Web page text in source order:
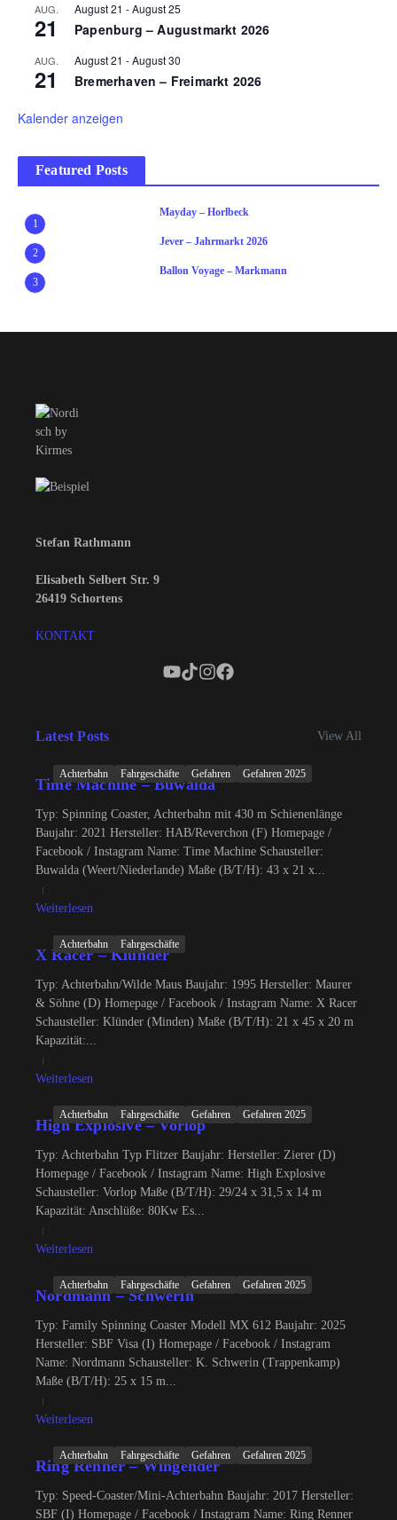
AUG.
21
August 21 -August 25
Papenburg – Augustmarkt 2026
AUG.
21
August 21 -August 30
Bremerhaven – Freimarkt 2026
Kalender anzeigen
Featured Posts
1
Mayday – Horlbeck
2
Jever – Jahrmarkt 2026
3
Ballon Voyage – Markmann
Stefan Rathmann
Elisabeth Selbert Str. 9
26419 Schortens
KONTAKT
Latest Posts View All
Achterbahn Fahrgeschäfte Gefahren Gefahren 2025
Time Machine – Buwalda
Typ: Spinning Coaster, Achterbahn mit 430 m Schienenlänge
Baujahr: 2021 Hersteller: HAB/Reverchon (F) Homepage /
Facebook / Instagram Name: Time Machine Schausteller:
Buwalda (Weert/Niederlande) Maße (B/T/H): 43 x 21 x...
Weiterlesen
Achterbahn Fahrgeschäfte
X Racer – Klünder
Typ: Achterbahn/Wilde Maus Baujahr: 1995 Hersteller: Maurer
& Söhne (D) Homepage / Facebook / Instagram Name: X Racer
Schausteller: Klünder (Minden) Maße (B/T/H): 21 x 45 x 20 m
Kapazität:...
Weiterlesen
Achterbahn Fahrgeschäfte Gefahren Gefahren 2025
High Explosive – Vorlop
Typ: Achterbahn Typ Flitzer Baujahr: Hersteller: Zierer (D)
Homepage / Facebook / Instagram Name: High Explosive
Schausteller: Vorlop Maße (B/T/H): 29/24 x 31,5 x 14 m
Kapazität: Anschlüße: 80Kw Es...
Weiterlesen
Achterbahn Fahrgeschäfte Gefahren Gefahren 2025
Nordmann – Schwerin
Typ: Family Spinning Coaster Modell MX 612 Baujahr: 2025
Hersteller: SBF Visa (I) Homepage / Facebook / Instagram
Name: Nordmann Schausteller: K. Schwerin (Trappenkamp)
Maße (B/T/H): 25 x 15 m...
Weiterlesen
Achterbahn Fahrgeschäfte Gefahren Gefahren 2025
Ring Renner – Wingender
Typ: Speed-Coaster/Mini-Achterbahn Baujahr: 2017 Hersteller:
SBF (I) Homepage / Facebook / Instagram Name: Ring Renner